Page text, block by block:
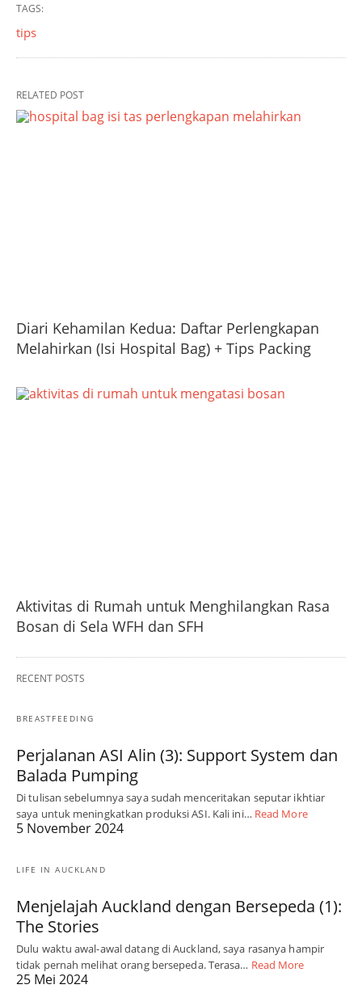
TAGS:
tips
RELATED POST
Diari Kehamilan Kedua: Daftar Perlengkapan
Melahirkan (Isi Hospital Bag) + Tips Packing
Aktivitas di Rumah untuk Menghilangkan Rasa
Bosan di Sela WFH dan SFH
RECENT POSTS
BREASTFEEDING
Perjalanan ASI Alin (3): Support System dan
Balada Pumping
Di tulisan sebelumnya saya sudah menceritakan seputar ikhtiar
saya untuk meningkatkan produksi ASI. Kali ini… Read More
5 November 2024
LIFE IN AUCKLAND
Menjelajah Auckland dengan Bersepeda (1):
The Stories
Dulu waktu awal-awal datang di Auckland, saya rasanya hampir
tidak pernah melihat orang bersepeda. Terasa… Read More
25 Mei 2024